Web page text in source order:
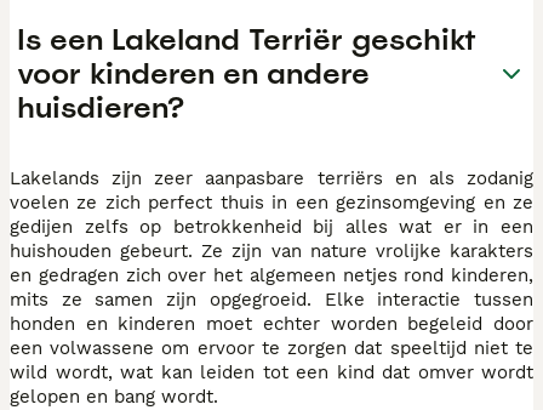
Is een Lakeland Terriër geschikt
voor kinderen en andere
huisdieren?
Lakelands zijn zeer aanpasbare terriërs en als zodanig
voelen ze zich perfect thuis in een gezinsomgeving en ze
gedijen zelfs op betrokkenheid bij alles wat er in een
huishouden gebeurt. Ze zijn van nature vrolijke karakters
en gedragen zich over het algemeen netjes rond kinderen,
mits ze samen zijn opgegroeid. Elke interactie tussen
honden en kinderen moet echter worden begeleid door
een volwassene om ervoor te zorgen dat speeltijd niet te
wild wordt, wat kan leiden tot een kind dat omver wordt
gelopen en bang wordt.